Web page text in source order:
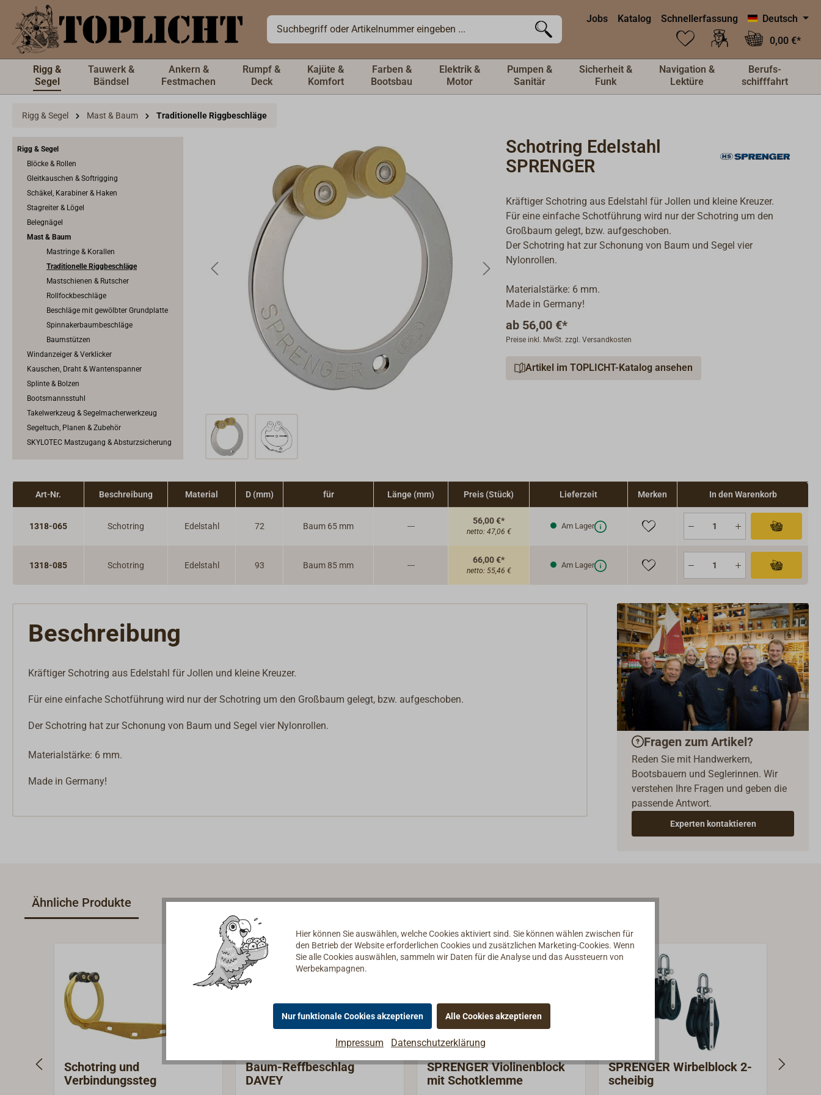
springen Jobs Katalog Schnellerfassung
Deutsch
0,00 €*
Rigg &
Segel
Tauwerk &
Bändsel
Ankern &
Festmachen
Rumpf &
Deck
Kajüte &
Komfort
Farben &
Bootsbau
Elektrik &
Motor
Pumpen &
Sanitär
Sicherheit &
Funk
Navigation &
Lektüre
Berufs-
schifffahrt
Rigg & Segel Mast & Baum Traditionelle Riggbeschläge
Rigg & Segel
Blöcke & Rollen
Gleitkauschen & Softrigging
Schäkel, Karabiner & Haken
Stagreiter & Lögel
Belegnägel
Mast & Baum
Mastringe & Korallen
Traditionelle Riggbeschläge
Mastschienen & Rutscher
Rollfockbeschläge
Beschläge mit gewölbter Grundplatte
Spinnakerbaumbeschläge
Baumstützen
Windanzeiger & Verklicker
Kauschen, Draht & Wantenspanner
Splinte & Bolzen
Bootsmannsstuhl
Takelwerkzeug & Segelmacherwerkzeug
Segeltuch, Planen & Zubehör
SKYLOTEC Mastzugang & Absturzsicherung
Schotring Edelstahl
SPRENGER
Kräftiger Schotring aus Edelstahl für Jollen und kleine Kreuzer.
Für eine einfache Schotführung wird nur der Schotring um den
Großbaum gelegt, bzw. aufgeschoben.
Der Schotring hat zur Schonung von Baum und Segel vier
Nylonrollen.
Materialstärke: 6 mm.
Made in Germany!
ab 56,00 €*
Preise inkl. MwSt. zzgl. Versandkosten
Artikel im TOPLICHT-Katalog ansehen
Art-Nr. Beschreibung Material D (mm) für Länge (mm) Preis (Stück) Lieferzeit Merken In den Warenkorb
1318-065 Schotring Edelstahl 72 Baum 65 mm ---
56,00 €*
netto: 47,06 €
Am Lager
1318-085 Schotring Edelstahl 93 Baum 85 mm ---
66,00 €*
netto: 55,46 €
Am Lager
Beschreibung
Kräftiger Schotring aus Edelstahl für Jollen und kleine Kreuzer.
Für eine einfache Schotführung wird nur der Schotring um den Großbaum gelegt, bzw. aufgeschoben.
Der Schotring hat zur Schonung von Baum und Segel vier Nylonrollen.
Materialstärke: 6 mm.
Made in Germany!
Fragen zum Artikel?
Reden Sie mit Handwerkern,
Bootsbauern und Seglerinnen. Wir
verstehen Ihre Fragen und geben die
passende Antwort.
Experten kontaktieren
Ähnliche Produkte
Schotring und
Verbindungssteg
Baum-Reffbeschlag
DAVEY
SPRENGER Violinenblock
mit Schotklemme
SPRENGER Wirbelblock 2-
scheibig
Hier können Sie auswählen, welche Cookies aktiviert sind. Sie können wählen zwischen für
den Betrieb der Website erforderlichen Cookies und zusätzlichen Marketing-Cookies. Wenn
Sie alle Cookies auswählen, sammeln wir Daten für die Analyse und das Aussteuern von
Werbekampagnen.
Nur funktionale Cookies akzeptieren Alle Cookies akzeptieren
Impressum Datenschutzerklärung